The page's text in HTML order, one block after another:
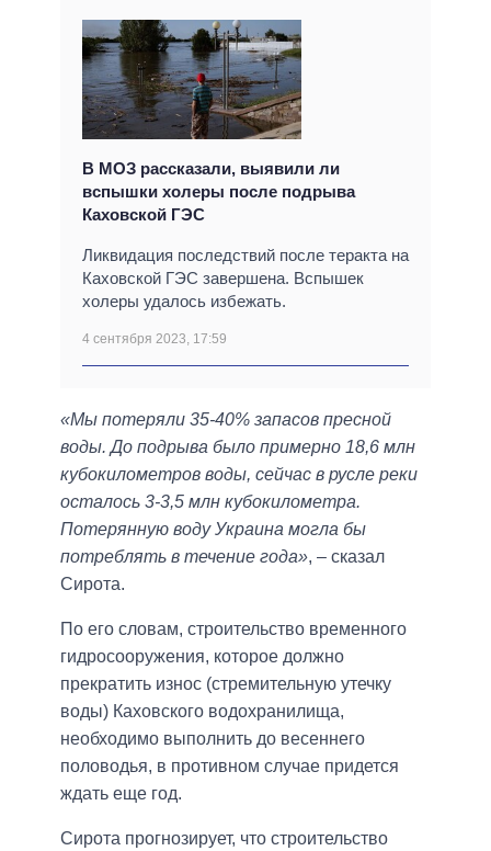
В МОЗ рассказали, выявили ли
вспышки холеры после подрыва
Каховской ГЭС
Ликвидация последствий после теракта на
Каховской ГЭС завершена. Вспышек
холеры удалось избежать.
4 сентября 2023, 17:59
«Мы потеряли 35-40% запасов пресной
воды. До подрыва было примерно 18,6 млн
кубокилометров воды, сейчас в русле реки
осталось 3-3,5 млн кубокилометра.
Потерянную воду Украина могла бы
потреблять в течение года», – сказал
Сирота.
По его словам, строительство временного
гидросооружения, которое должно
прекратить износ (стремительную утечку
воды) Каховского водохранилища,
необходимо выполнить до весеннего
половодья, в противном случае придется
ждать еще год.
Сирота прогнозирует, что строительство